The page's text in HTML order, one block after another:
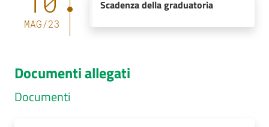
MAG/23
Scadenza della graduatoria
Documenti allegati
Documenti